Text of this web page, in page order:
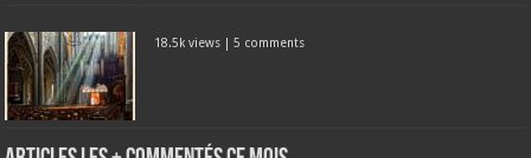
18.5k views |5 comments